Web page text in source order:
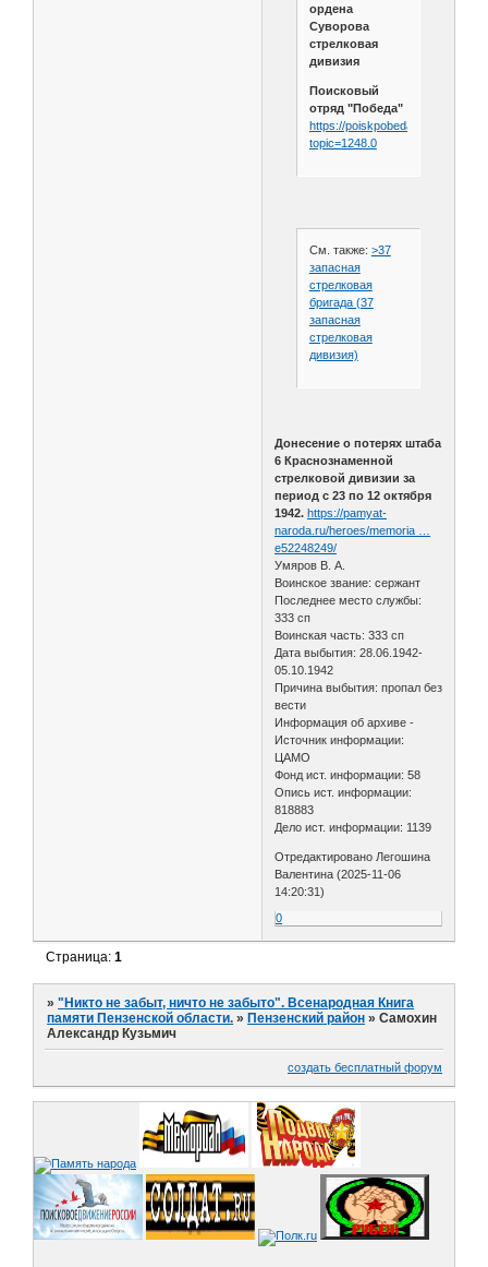
ордена
Суворова
стрелковая
дивизия
Поисковый
отряд "Победа"
https://poiskpobeda.ru/forum/
topic=1248.0
См. также: >37
запасная
стрелковая
бригада (37
запасная
стрелковая
дивизия)
Донесение о потерях штаба
6 Краснознаменной
стрелковой дивизии за
период с 23 по 12 октября
1942. https://pamyat-
naroda.ru/heroes/memoria …
e52248249/
Умяров В. А.
Воинское звание: сержант
Последнее место службы:
333 сп
Воинская часть: 333 сп
Дата выбытия: 28.06.1942-
05.10.1942
Причина выбытия: пропал без
вести
Информация об архиве -
Источник информации:
ЦАМО
Фонд ист. информации: 58
Опись ист. информации:
818883
Дело ист. информации: 1139
Отредактировано Легошина
Валентина (2025-11-06
14:20:31)
0
Страница:1
»"Никто не забыт, ничто не забыто". Всенародная Книга
памяти Пензенской области. »Пензенский район »Самохин
Александр Кузьмич
создать бесплатный форум